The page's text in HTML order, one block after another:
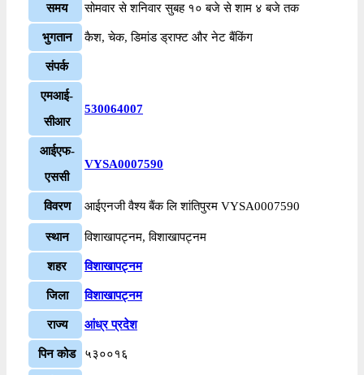
समय सोमवार से शनिवार सुबह १० बजे से शाम ४ बजे तक
भुगतान कैश, चेक, डिमांड ड्राफ्ट और नेट बैंकिंग
संपर्क
एमआई-
सीआर
530064007
आईएफ-
एससी
VYSA0007590
विवरण आईएनजी वैश्य बैंक लि शांतिपुरम VYSA0007590
स्थान विशाखापट्नम, विशाखापट्नम
शहर विशाखापट्नम
जिला विशाखापट्नम
राज्य आंध्र प्रदेश
पिन कोड ५३००१६